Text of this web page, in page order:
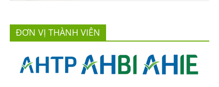
ĐƠN VỊ THÀNH VIÊN